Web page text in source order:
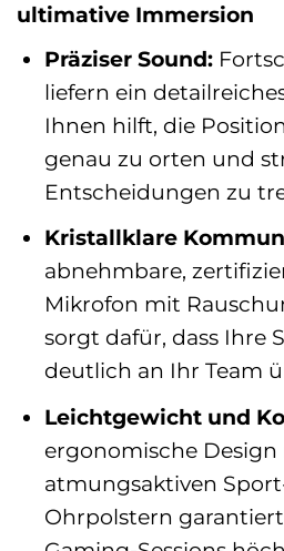
ultimative Immersion
Präziser Sound:
liefern ein
Ihnen hilft, die
genau zu orten und
Entscheidungen zu
Kristallklare
abnehmbare,
Mikrofon mit
sorgt dafür, dass Ihre
deutlich an Ihr Team
Leichtgewicht und
ergonomische
atmungsaktiven
Ohrpolstern